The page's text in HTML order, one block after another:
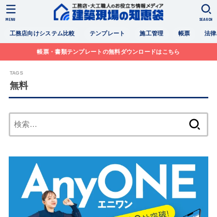
工務店向けシステム比較 テンプレート 施工管理 帳票 法
SEARCH
MENU
帳票・書類テンプレートの無料ダウンロードはこちら
無料
索: